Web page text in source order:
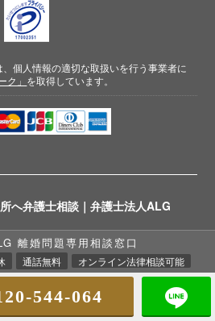
へ弁護士相談｜弁護士法人ALG
個人情報の適切な取扱いを行う事業者に
ク」 を取得しています。
護士法人ALG&Associates
離婚相談弁護士
離婚問題専用相談窓口
通話無料 オンライン法律相談可能
544-064